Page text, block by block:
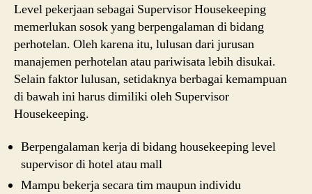
Level pekerjaan sebagai Supervisor Housekeeping
memerlukan sosok yang berpengalaman di bidang
perhotelan. Oleh karena itu, lulusan dari jurusan
manajemen perhotelan atau pariwisata lebih disukai.
Selain faktor lulusan, setidaknya berbagai kemampuan
di bawah ini harus dimiliki oleh Supervisor
Housekeeping.
Berpengalaman kerja di bidang housekeeping level
supervisor di hotel atau mall
Mampu bekerja secara tim maupun individu